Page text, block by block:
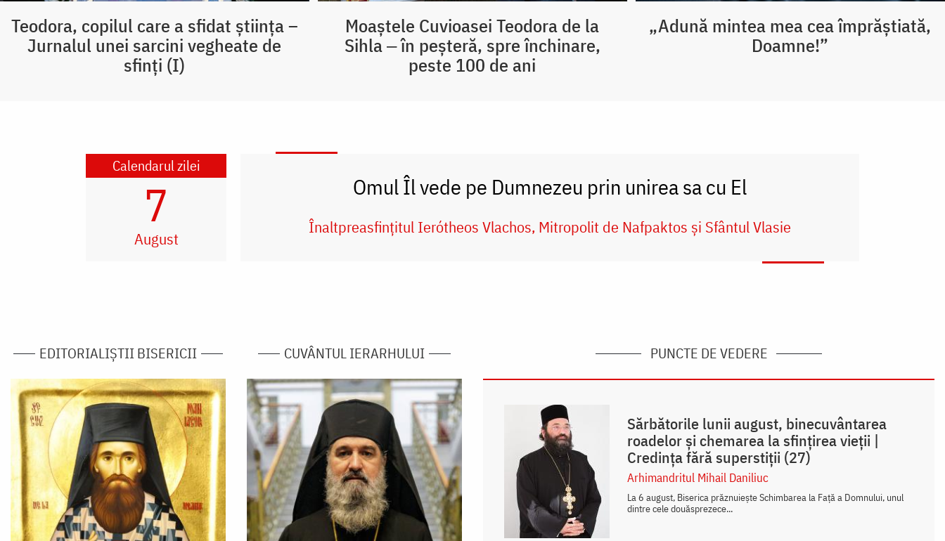
Teodora, copilul care a sfidat știința –
Jurnalul unei sarcini vegheate de
sfinți (I)
Moaștele Cuvioasei Teodora de la
Sihla ‒ în peșteră, spre închinare,
peste 100 de ani
„Adună mintea mea cea împrăștiată,
Doamne!”
Calendarul zilei
7
August
Omul Îl vede pe Dumnezeu prin unirea sa cu El
Înaltpreasfințitul Ierótheos Vlachos, Mitropolit de Nafpaktos și Sfântul Vlasie
EDITORIALIȘTII BISERICII CUVÂNTUL IERARHULUI PUNCTE DE VEDERE
Sărbătorile lunii august, binecuvântarea
roadelor și chemarea la sfințirea vieții |
Credința fără superstiții (27)
Arhimandritul Mihail Daniliuc
La 6 august, Biserica prăznuiește Schimbarea la Față a Domnului, unul
dintre cele douăsprezece...